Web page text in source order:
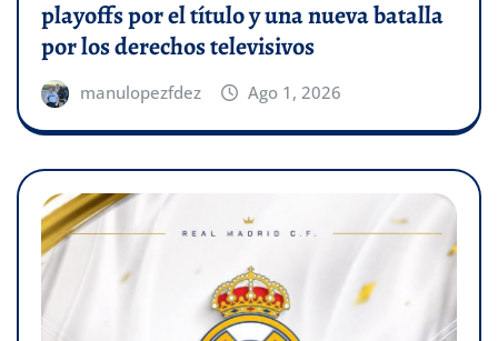
playoffs por el título y una nueva batalla
por los derechos televisivos
manulopezfdez Ago 1, 2026